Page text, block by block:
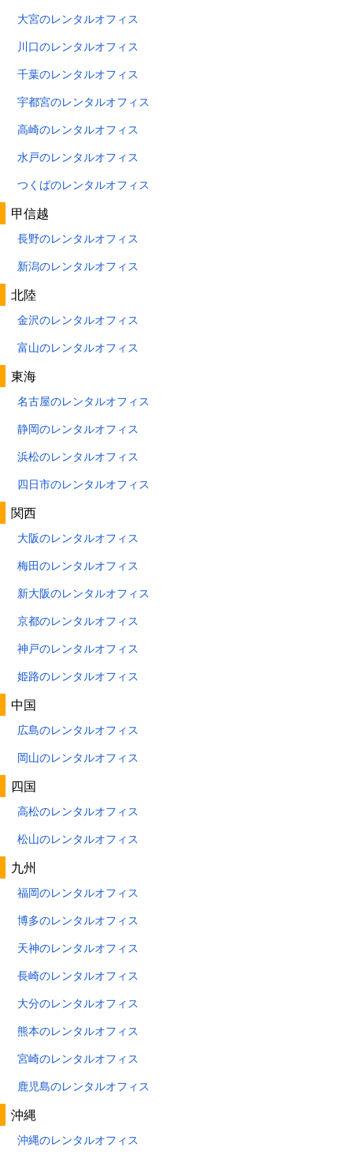
大宮のレンタルオフィス
川口のレンタルオフィス
千葉のレンタルオフィス
宇都宮のレンタルオフィス
高崎のレンタルオフィス
水戸のレンタルオフィス
つくばのレンタルオフィス
甲信越
長野のレンタルオフィス
新潟のレンタルオフィス
北陸
金沢のレンタルオフィス
富山のレンタルオフィス
東海
名古屋のレンタルオフィス
静岡のレンタルオフィス
浜松のレンタルオフィス
四日市のレンタルオフィス
関西
大阪のレンタルオフィス
梅田のレンタルオフィス
新大阪のレンタルオフィス
京都のレンタルオフィス
神戸のレンタルオフィス
姫路のレンタルオフィス
中国
広島のレンタルオフィス
岡山のレンタルオフィス
四国
高松のレンタルオフィス
松山のレンタルオフィス
九州
福岡のレンタルオフィス
博多のレンタルオフィス
天神のレンタルオフィス
長崎のレンタルオフィス
大分のレンタルオフィス
熊本のレンタルオフィス
宮崎のレンタルオフィス
鹿児島のレンタルオフィス
沖縄
沖縄のレンタルオフィス